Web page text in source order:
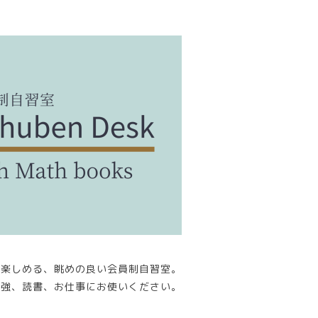
しめる、眺めの良い会員制自習室。
、読書、お仕事にお使いください。